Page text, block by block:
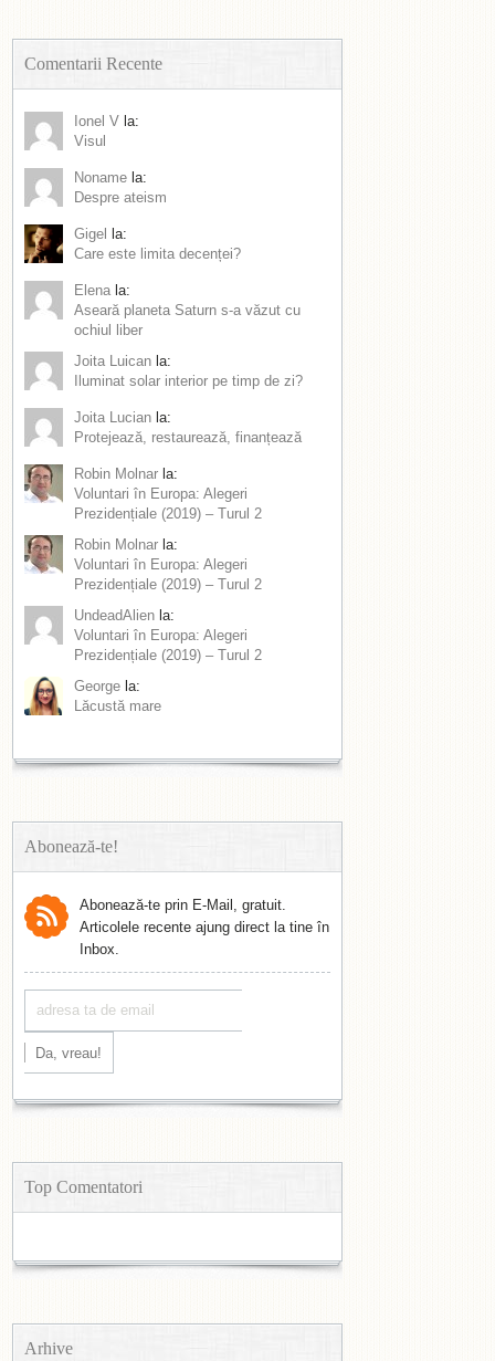
Comentarii Recente
Ionel V la:
Visul
Noname la:
Despre ateism
Gigel
la:
Care este limita decenței?
Elena la:
Aseară planeta Saturn s-a văzut cu
ochiul liber
Joita Luican la:
Iluminat solar interior pe timp de zi?
Joita Lucian la:
Protejează, restaurează, finanțează
Robin Molnar la:
Voluntari în Europa: Alegeri
Prezidențiale (2019) – Turul 2
Robin Molnar la:
Voluntari în Europa: Alegeri
Prezidențiale (2019) – Turul 2
UndeadAlien la:
Voluntari în Europa: Alegeri
Prezidențiale (2019) – Turul 2
George la:
Lăcustă mare
Abonează-te!
Abonează-te prin E-Mail, gratuit.
Articolele recente ajung direct la tine în
Inbox.
Top Comentatori
Arhive